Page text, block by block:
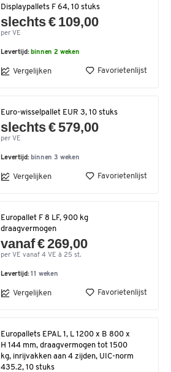
Displaypallets F 64, 10 stuks
slechts € 109,00
per VE
Levertijd: binnen 2 weken
Vergelijken Favorietenlijst
Euro-wisselpallet EUR 3, 10 stuks
slechts € 579,00
per VE
Levertijd: binnen 3 weken
Vergelijken Favorietenlijst
Europallet F 8 LF, 900 kg
draagvermogen
vanaf € 269,00
per VE vanaf 4 VE à 25 st.
Levertijd:11 weken
Vergelijken Favorietenlijst
Europallets EPAL 1, L 1200 x B 800 x
H 144 mm, draagvermogen tot 1500
kg, inrijvakken aan 4 zijden, UIC-norm
435.2, 10 stuks